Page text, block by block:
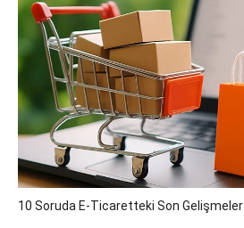
10 Soruda E-Ticaretteki Son Gelişmeler